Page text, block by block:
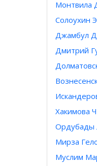
Монтвила
Солоухин
Джамбул
Дмитрий
Хакимова
Ордубады
Мирза
Муслим